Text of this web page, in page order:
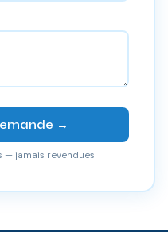
→
— jamais revendues